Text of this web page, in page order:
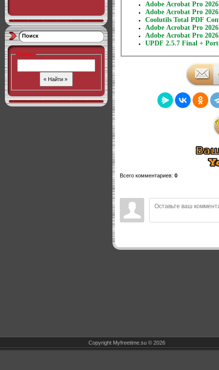
Поиск
Поиск:
Adobe Acrobat Pro
Adobe Acrobat Pro
Coolutils Total PDF
Adobe Acrobat Pro
Adobe Acrobat Pro
UPDF 2.5.7 Final +
Всего комментариев: 0
Copyright Myfreetime.su © 2026